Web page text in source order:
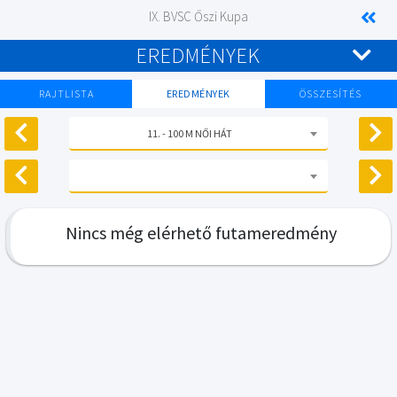
IX. BVSC Őszi Kupa
EREDMÉNYEK
RAJTLISTA EREDMÉNYEK ÖSSZESÍTÉS
11. - 100 M NŐI HÁT
Nincs még elérhető futameredmény